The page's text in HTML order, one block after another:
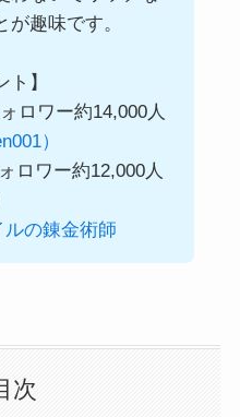
趣味です。
ト】
ロワー約14,000人
）
ロワー約12,000人
ルの錬金術師
次